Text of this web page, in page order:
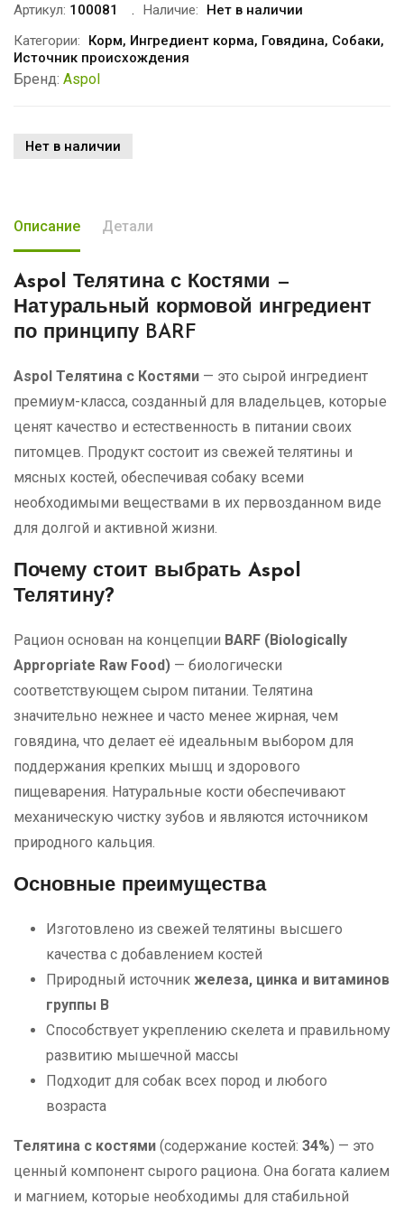
Артикул: 100081 Наличие:
Нет в наличии
Категории:
Корм, Ингредиент корма, Говядина, Собаки,
Источник происхождения
Бренд: Aspol
Нет в наличии
Описание Детали
Aspol Телятина с Костями —
Натуральный кормовой ингредиент
по принципу BARF
Aspol Телятина с Костями — это сырой ингредиент
премиум-класса, созданный для владельцев, которые
ценят качество и естественность в питании своих
питомцев. Продукт состоит из свежей телятины и
мясных костей, обеспечивая собаку всеми
необходимыми веществами в их первозданном виде
для долгой и активной жизни.
Почему стоит выбрать Aspol
Телятину?
Рацион основан на концепции BARF (Biologically
Appropriate Raw Food) — биологически
соответствующем сыром питании. Телятина
значительно нежнее и часто менее жирная, чем
говядина, что делает её идеальным выбором для
поддержания крепких мышц и здорового
пищеварения. Натуральные кости обеспечивают
механическую чистку зубов и являются источником
природного кальция.
Основные преимущества
Изготовлено из свежей телятины высшего
качества с добавлением костей
Природный источник железа, цинка и витаминов
группы B
Способствует укреплению скелета и правильному
развитию мышечной массы
Подходит для собак всех пород и любого
возраста
Телятина с костями (содержание костей: 34%) — это
ценный компонент сырого рациона. Она богата калием
и магнием, которые необходимы для стабильной